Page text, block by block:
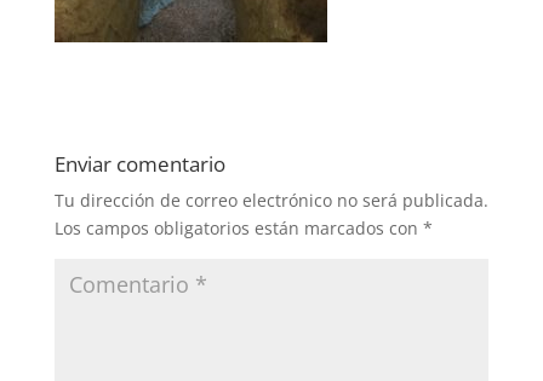
Enviar comentario
Tu dirección de correo electrónico no será publicada.
Los campos obligatorios están marcados con *